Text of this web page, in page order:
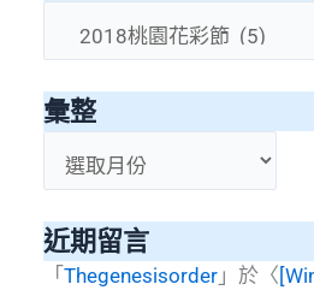
類
彙整
整
近期留言
「 Thegenesisorder 」於〈